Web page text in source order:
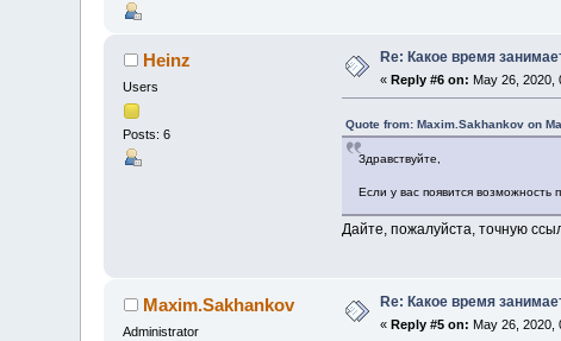
Heinz
Users
Posts: 6
Re: Какое время
«Reply #6 on: May 26, 2020,
Quote from: Maxim.Sakhankov on
Здравствуйте,
Если у вас появится возможность
Дайте, пожалуйста, точную
Maxim.Sakhankov
Administrator
Re: Какое время
«Reply #5 on: May 26, 2020,